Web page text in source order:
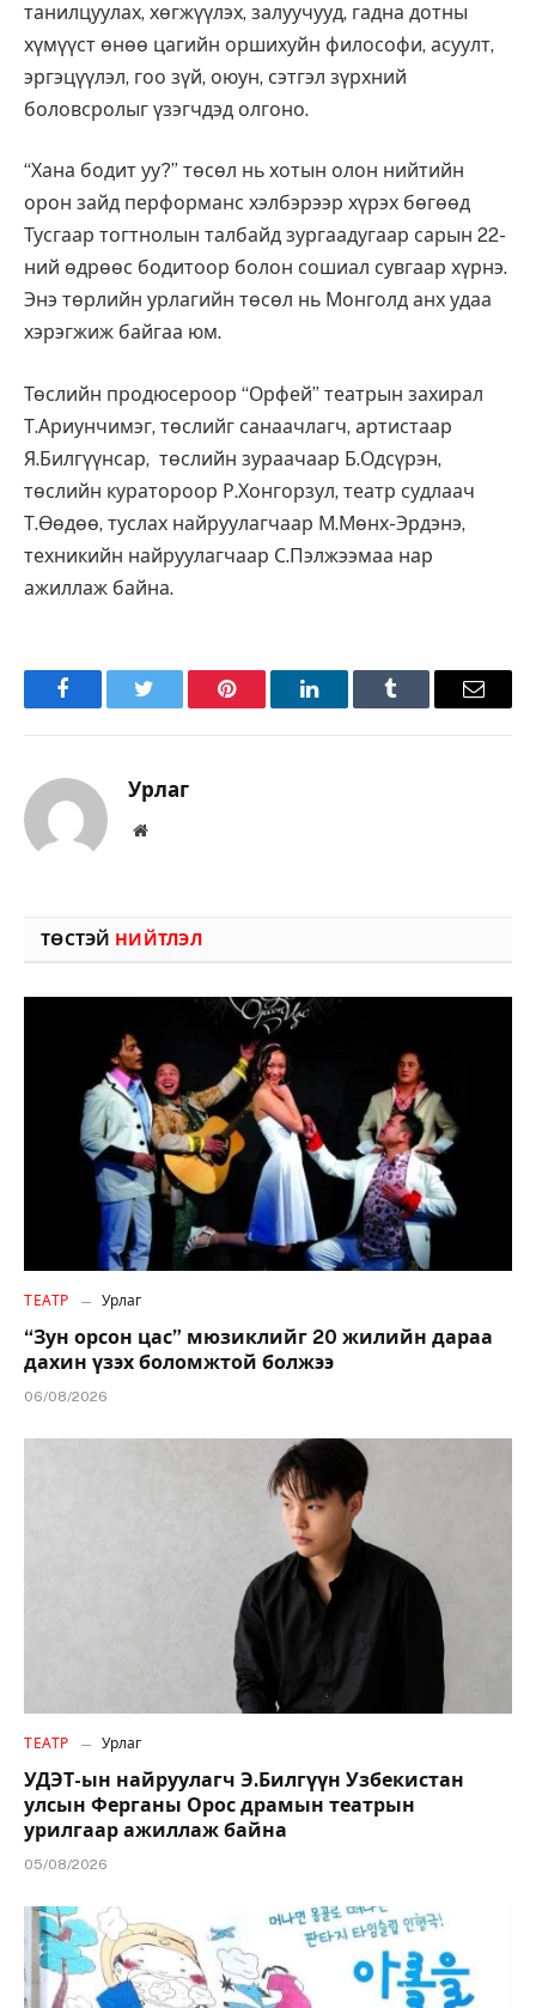
танилцуулах, хөгжүүлэх, залуучууд, гадна дотны
хүмүүст өнөө цагийн оршихуйн философи, асуулт,
эргэцүүлэл, гоо зүй, оюун, сэтгэл зүрхний
боловсролыг үзэгчдэд олгоно.
“Хана бодит уу?” төсөл нь хотын олон нийтийн
орон зайд перформанс хэлбэрээр хүрэх бөгөөд
Тусгаар тогтнолын талбайд зургаадугаар сарын 22-
ний өдрөөс бодитоор болон сошиал сувгаар хүрнэ.
Энэ төрлийн урлагийн төсөл нь Монголд анх удаа
хэрэгжиж байгаа юм.
Төслийн продюсероор “Орфей” театрын захирал
Т.Ариунчимэг, төслийг санаачлагч, артистаар
Я.Билгүүнсар, төслийн зураачаар Б.Одсүрэн,
төслийн куратороор Р.Хонгорзул, театр судлаач
Т.Өөдөө, туслах найруулагчаар М.Мөнх-Эрдэнэ,
техникийн найруулагчаар С.Пэлжээмаа нар
ажиллаж байна.
FacebookTwitter Pinterest LinkedInTumblr Имэйл
Урлаг
Вэбсайт
ТӨСТЭЙ НИЙТЛЭЛ
ТЕАТР Урлаг
“Зун орсон цас” мюзиклийг 20 жилийн дараа
дахин үзэх боломжтой болжээ
06/08/2026
ТЕАТР Урлаг
УДЭТ-ын найруулагч Э.Билгүүн Узбекистан
улсын Ферганы Орос драмын театрын
урилгаар ажиллаж байна
05/08/2026